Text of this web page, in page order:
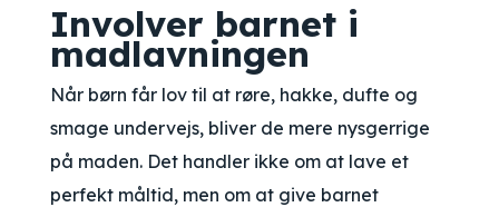
Involver barnet i
madlavningen
Når børn får lov til at røre, hakke, dufte og
smage undervejs, bliver de mere nysgerrige
på maden. Det handler ikke om at lave et
perfekt måltid, men om at give barnet